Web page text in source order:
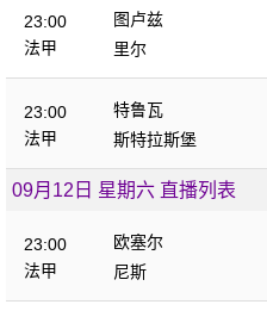
23:00
法甲
图卢兹
里尔
23:00
法甲
特鲁瓦
斯特拉斯堡
09月12日 星期六 直播列表
23:00
法甲
欧塞尔
尼斯